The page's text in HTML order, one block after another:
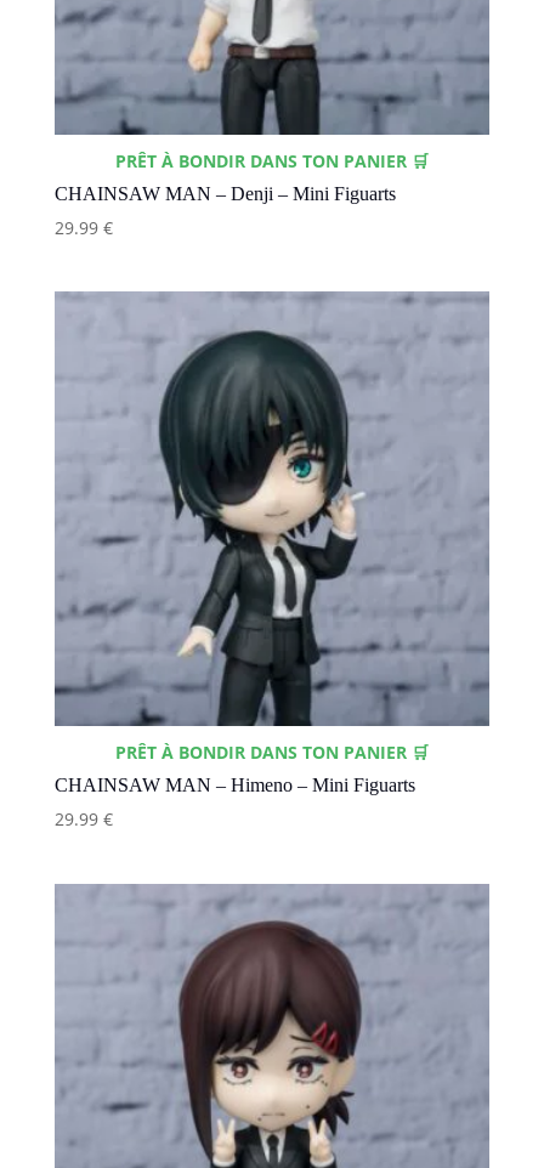
PRÊT À BONDIR DANS TON PANIER 🛒
CHAINSAW MAN – Denji – Mini Figuarts
29.99 €
PRÊT À BONDIR DANS TON PANIER 🛒
CHAINSAW MAN – Himeno – Mini Figuarts
29.99 €